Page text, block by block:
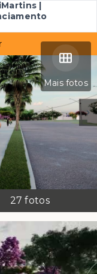
|
Mais fotos
27 fotos